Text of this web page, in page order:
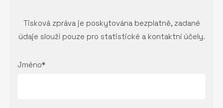
Tisková zpráva je poskytována bezplatně, zadané
údaje slouží pouze pro statistické a kontaktní účely.
Jméno*